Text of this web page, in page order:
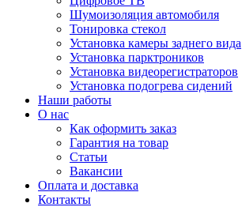
Шумоизоляция автомобиля
Тонировка стекол
Установка камеры заднего вида
Установка парктроников
Установка видеорегистраторов
Установка подогрева сидений
Наши работы
О нас
Как оформить заказ
Гарантия на товар
Статьи
Вакансии
Оплата и доставка
Контакты